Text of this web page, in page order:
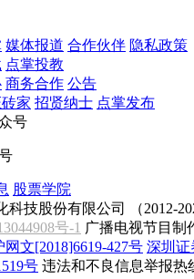
媒体报道 合作伙伴 隐私政策
点掌投教
商务合作 公告
家 招贤纳士 点掌发布
股票学院
科技股份有限公司 （2012-
号-1 广播电视节目制
文[2018]6619-427号 深圳证
号 违法和不良信息举报热